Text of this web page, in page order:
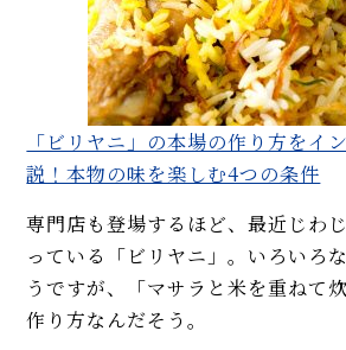
「ビリヤニ」の本場の作り方をイ
説！本物の味を楽しむ4つの条件
専門店も登場するほど、最近じわ
っている「ビリヤニ」。いろいろ
うですが、「マサラと米を重ねて
作り方なんだそう。